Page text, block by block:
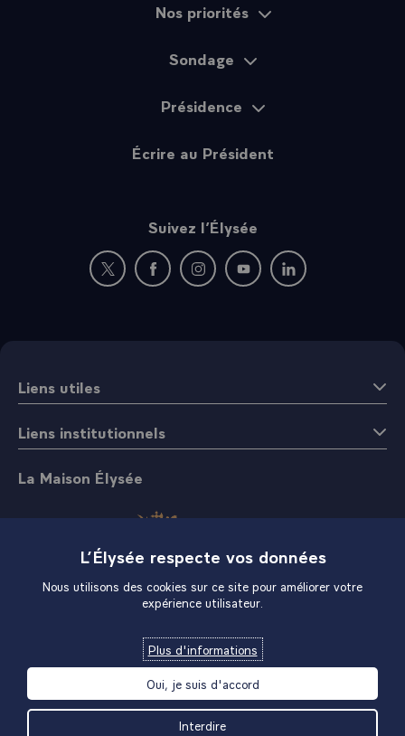
Nos priorités
Sondage
Présidence
Écrire au Président
Suivez l’Élysée
Nouvelle fenêtre : rejoignez-nous sur Twitter
Nouvelle fenêtre : rejoignez-nous sur
Nouvelle fenêtre : rejoignez-nous
Nouvelle fenêtre :
Nouvelle fenêtre :
Liens utiles
Liens institutionnels
La Maison Élysée
L’Élysée respecte vos données
Nous utilisons des cookies sur ce site pour améliorer votre
expérience utilisateur.
Plus d'informations
Oui, je suis d'accord
Interdire